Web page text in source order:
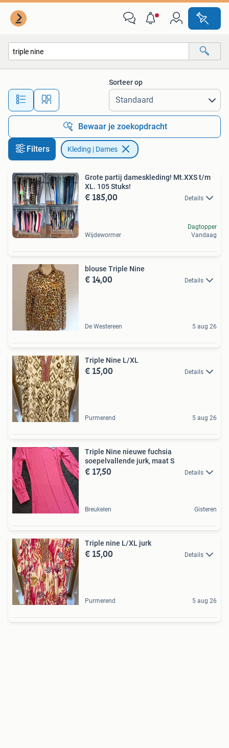
Alle afstanden…
Sorteer op
Bewaar je zoekopdracht
Filters Kleding | Dames
Grote partij dameskleding! Mt.XXS t/m
XL. 105 Stuks!
€ 185,00 Details
Wijdewormer
Dagtopper
Vandaag
blouse Triple Nine
€ 14,00 Details
De Westereen 5 aug 26
Triple Nine L/XL
€ 15,00 Details
Purmerend 5 aug 26
Triple Nine nieuwe fuchsia
soepelvallende jurk, maat S
€ 17,50 Details
Breukelen Gisteren
Triple nine L/XL jurk
€ 15,00 Details
Purmerend 5 aug 26